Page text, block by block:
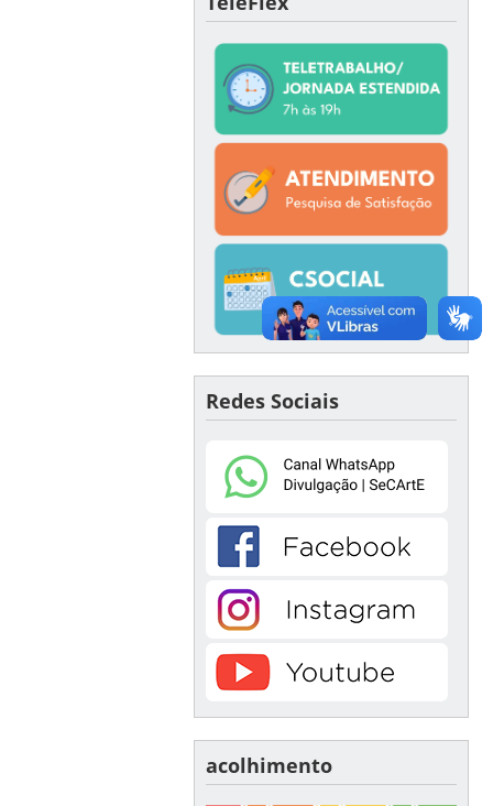
Redes Sociais
acolhimento